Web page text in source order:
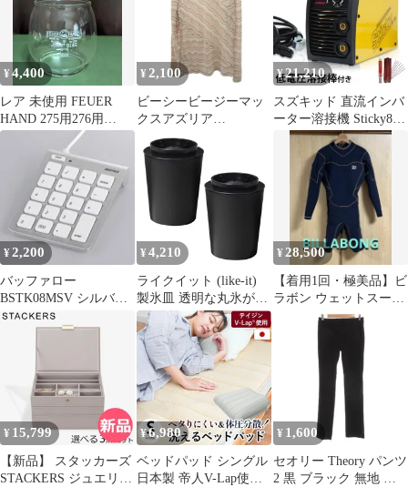
シルエット /NL ■STK
¥4,400
レア 未使用 FEUER
HAND 275用276用
JENA GLASS ホヤ
¥ 2,100
ビーシービージーマッ
クスアズリア
BCBGMAXAZRIA ニッ
ト セーター レジメンタ
ルストライプ 長袖 L ピ
ンク 白 ホワイト 1029
STK
¥ 21,210
スズキッド 直流インバ
ーター溶接機 Sticky80
ネット限定モデル ＋低
電圧溶接棒1.6Φ×500g付
セット
¥2,200
バッファロー
BSTK08MSV シルバー
Mac専用テンキーボー
ド BSTK08MSV
¥ 4,210
ライクイット (like-it)
製氷皿 透明な丸氷がつ
くれる 製氷器 (2個組)
約Ф11×高14cm ブラッ
ク 日本製 STK-08L 2P
透明氷 丸 0
¥28,500
【着用1回・極美品】ビ
ラボン ウェットスーツ
メンズL 日本製 ワック
¥ 15,799
【新品】 スタッカーズ
STACKERS ジュエリー
¥6,980
ベッドパッド シングル
日本製 帝人V-Lap使用
¥ 1,600
セオリー Theory パンツ
2 黒 ブラック 無地 サ